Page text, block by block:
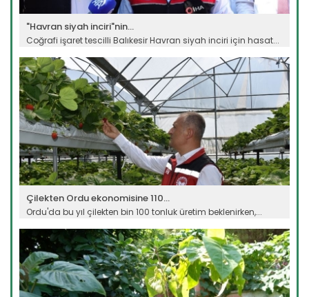
"Havran siyah inciri"nin...
Coğrafi işaret tescilli Balıkesir Havran siyah inciri için hasat...
Devamını Oku ->
Çilekten Ordu ekonomisine 110...
Ordu'da bu yıl çilekten bin 100 tonluk üretim beklenirken,...
Devamını Oku ->